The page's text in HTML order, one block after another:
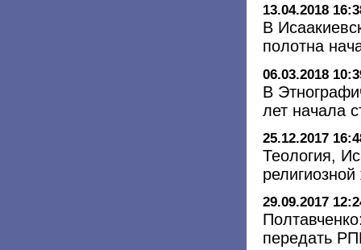
13.04.2018
В
полотна
06.03.2018
В
лет начала
25.12.2017
Теология,
29.09.2017
передать